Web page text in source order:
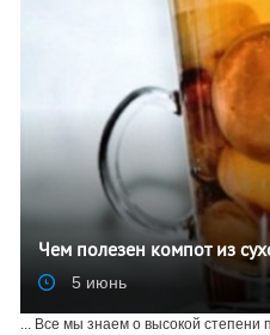
Чем полезен компот из
5 июнь
... Все мы знаем о высокой степени